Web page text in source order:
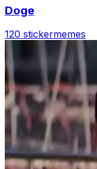
Doge
120 stickermemes